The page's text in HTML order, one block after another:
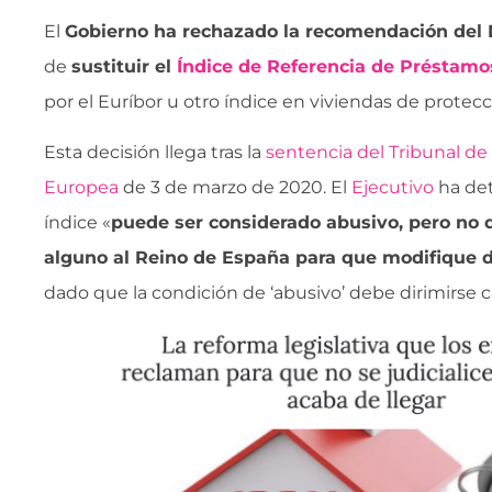
El Gobierno ha rechazado la recomendación del
de sustituir el Índice de Referencia de
por el Euríbor u otro índice en viviendas de
Esta decisión llega tras la sentencia del Tribunal
Europea de 3 de marzo de 2020. El Ejecutivo ha
índice «puede ser considerado abusivo, pero
alguno al Reino de España para que modifique
dado que la condición de ‘abusivo’ debe dirimirse